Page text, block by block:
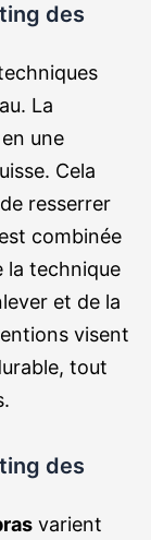
des
La
une
Cela
resserrer
combinée
la technique
et de la
visent
tout
des
varient